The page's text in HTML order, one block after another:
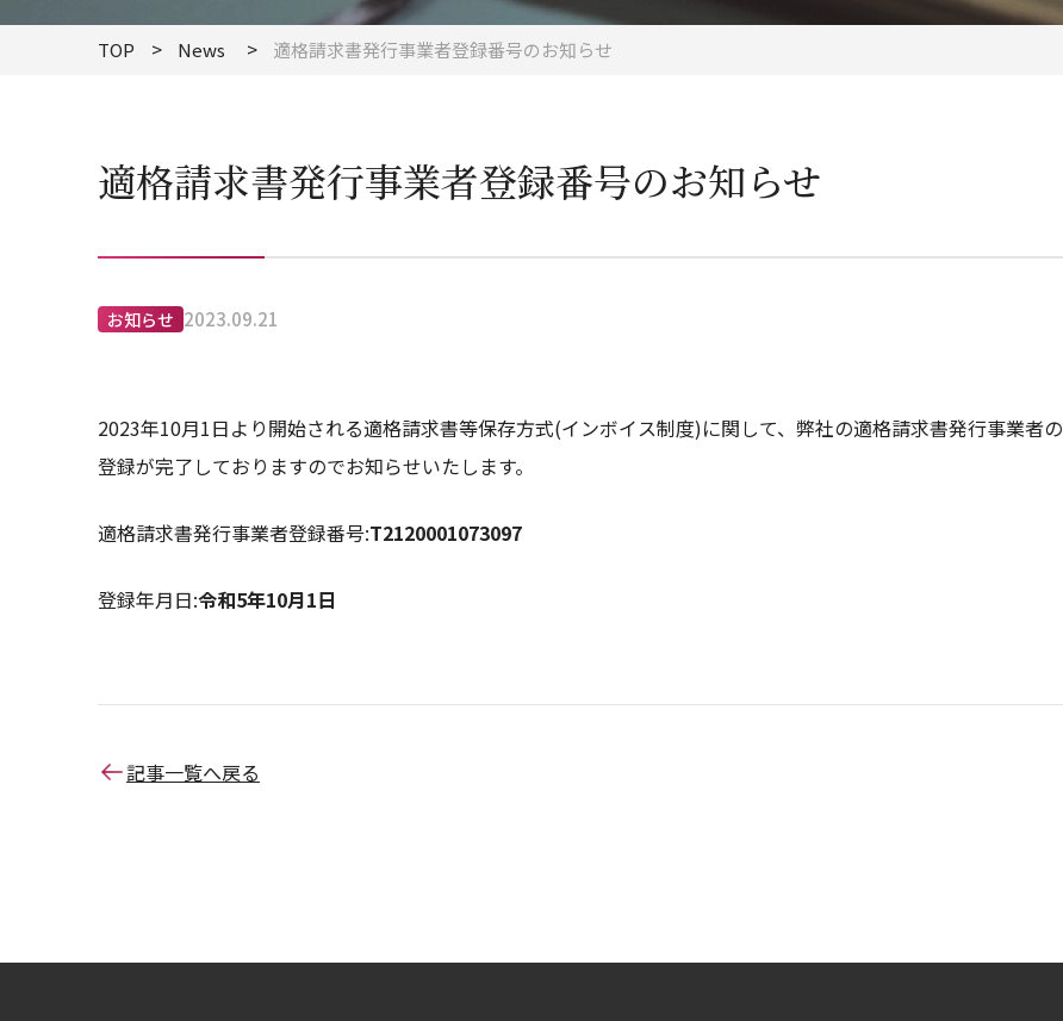
TOP News 適格請求書発行事業者登録番号のお知らせ
適格請求書発行事業者登録番号のお知らせ
お知らせ 2023.09.21
2023年10月1日より開始される適格請求書等保存方式(インボイス制度)に関して、弊社の適格請求書発行事業者の
登録が完了しておりますのでお知らせいたします。
適格請求書発行事業者登録番号:T2120001073097
登録年月日:令和5年10月1日
記事一覧へ戻る